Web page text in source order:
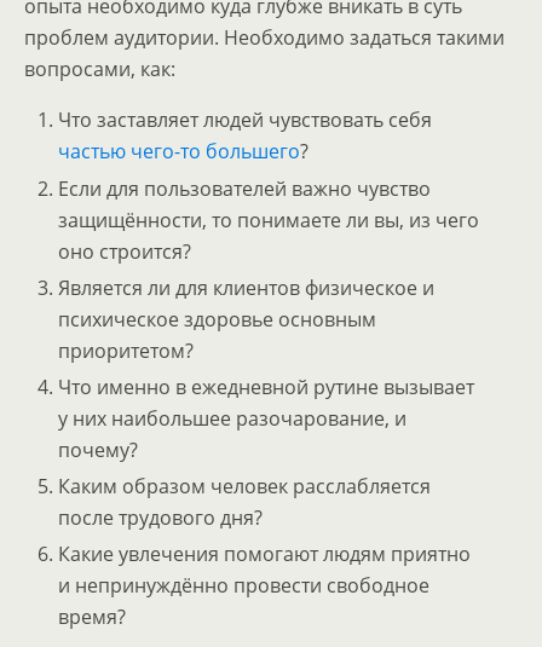
опыта необходимо куда глубже вникать в суть
проблем аудитории. Необходимо задаться такими
вопросами, как:
Что заставляет людей чувствовать себя
частью чего-то большего?
Если для пользователей важно чувство
защищённости, то понимаете ли вы, из чего
оно строится?
Является ли для клиентов физическое и
психическое здоровье основным
приоритетом?
Что именно в ежедневной рутине вызывает
у них наибольшее разочарование, и
почему?
Каким образом человек расслабляется
после трудового дня?
Какие увлечения помогают людям приятно
и непринуждённо провести свободное
время?